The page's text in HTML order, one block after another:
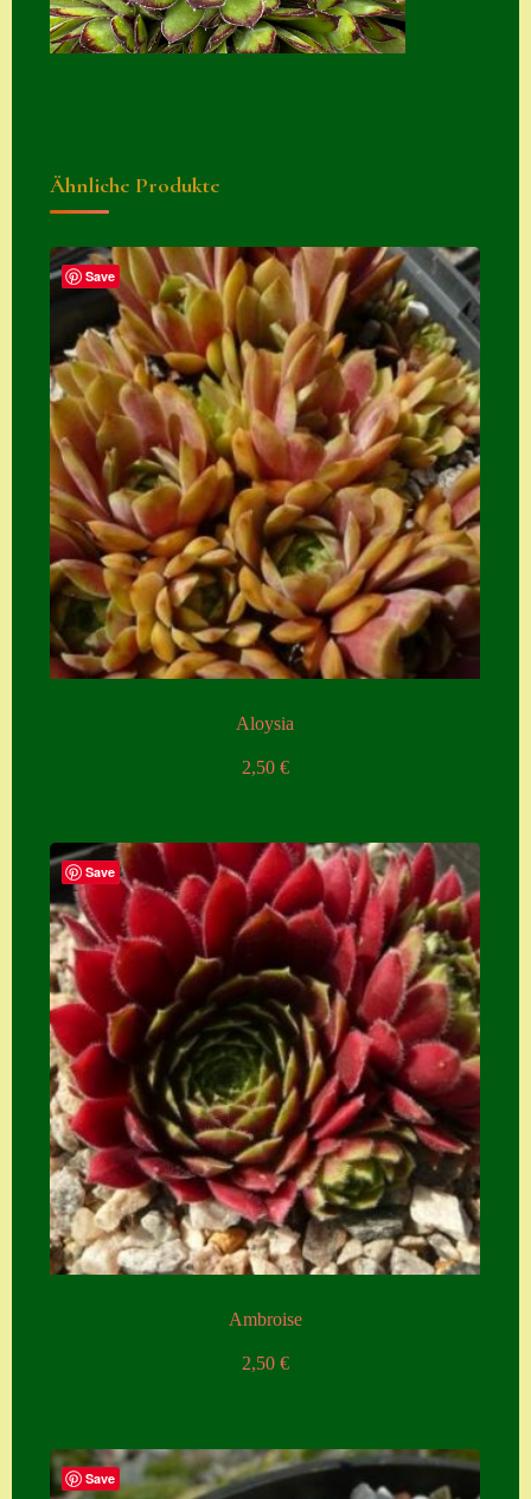
Translator
Widerrufsbelehru
ng
Zahlung
Zahlungs- &
Versandinfos
Zubehör
Zubehör
Ähnliche Produkte
Save
Aloysia
2,50 €
Save
Ambroise
2,50 €
Save